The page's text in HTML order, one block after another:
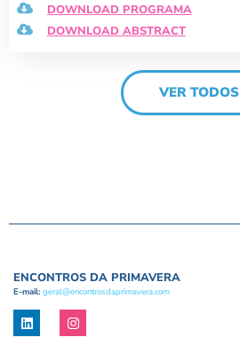
DOWNLOAD PROGRAMA
DOWNLOAD ABSTRACT
VER TODOS
ENCONTROS DA PRIMAVERA
E-mail: geral@encontrosdaprimavera.com